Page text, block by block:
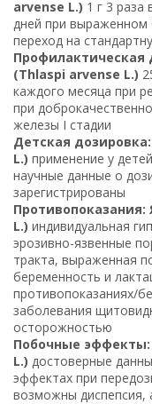
arvense L.) 1 г 3 раза
дней при выраженном
переход на
Профилактическая
(Thlaspi arvense L.)
каждого месяца при
при
железы I стадии
Детская
L.) применение у
научные данные о
зарегистрированы
Противопоказания:
L.) индивидуальная
эрозивно-язвенные
тракта, выраженная
беременность и
противопоказаниях/
заболевания
осторожностью
Побочные эффекты:
L.) достоверные
эффектах при
возможны диспепсия,